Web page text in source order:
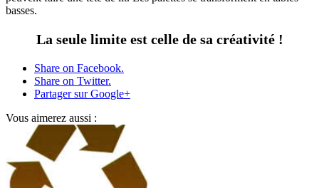
basses.
La seule limite est celle de sa créativité !
Share on Facebook.
Share on Twitter.
Partager sur Google+
Vous aimerez aussi :